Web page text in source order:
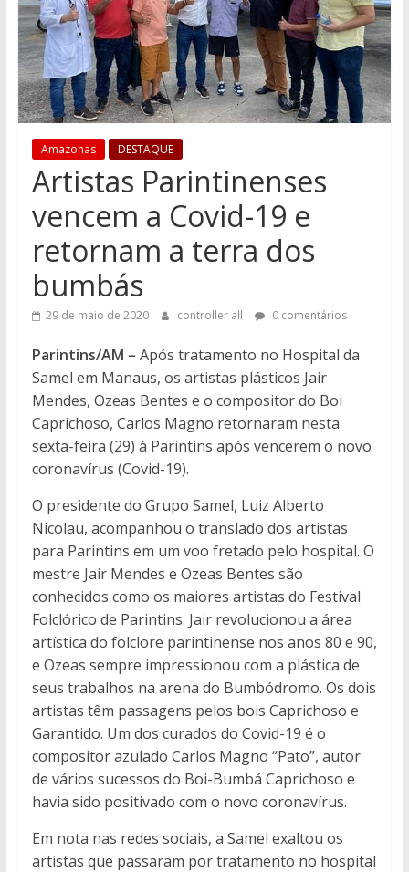
Amazonas DESTAQUE
Artistas Parintinenses
vencem a Covid-19 e
retornam a terra dos
bumbás
29 de maio de 2020 controller all 0 comentários
Parintins/AM – Após tratamento no Hospital da
Samel em Manaus, os artistas plásticos Jair
Mendes, Ozeas Bentes e o compositor do Boi
Caprichoso, Carlos Magno retornaram nesta
sexta-feira (29) à Parintins após vencerem o novo
coronavírus (Covid-19).
O presidente do Grupo Samel, Luiz Alberto
Nicolau, acompanhou o translado dos artistas
para Parintins em um voo fretado pelo hospital. O
mestre Jair Mendes e Ozeas Bentes são
conhecidos como os maiores artistas do Festival
Folclórico de Parintins. Jair revolucionou a área
artística do folclore parintinense nos anos 80 e 90,
e Ozeas sempre impressionou com a plástica de
seus trabalhos na arena do Bumbódromo. Os dois
artistas têm passagens pelos bois Caprichoso e
Garantido. Um dos curados do Covid-19 é o
compositor azulado Carlos Magno “Pato”, autor
de vários sucessos do Boi-Bumbá Caprichoso e
havia sido positivado com o novo coronavírus.
Em nota nas redes sociais, a Samel exaltou os
artistas que passaram por tratamento no hospital